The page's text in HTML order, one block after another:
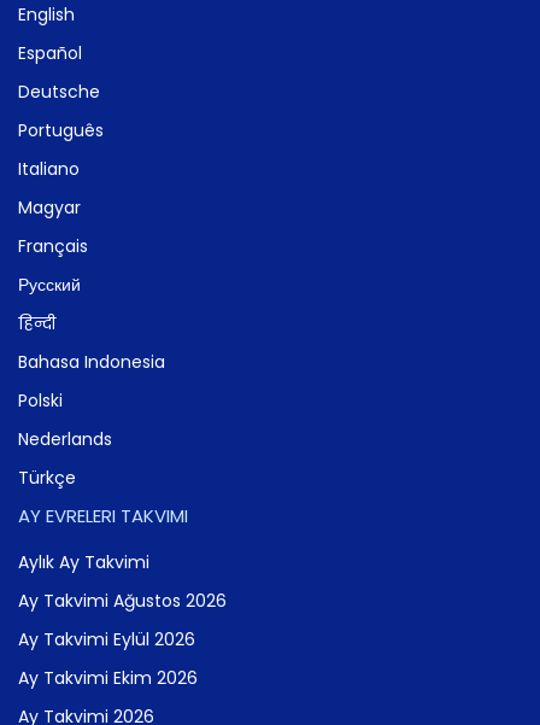
English
Español
Deutsche
Português
Italiano
Magyar
Français
Русский
हिन्दी
Bahasa Indonesia
Polski
Nederlands
Türkçe
AY EVRELERI TAKVIMI
Aylık Ay Takvimi
Ay Takvimi Ağustos 2026
Ay Takvimi Eylül 2026
Ay Takvimi Ekim 2026
Ay Takvimi 2026